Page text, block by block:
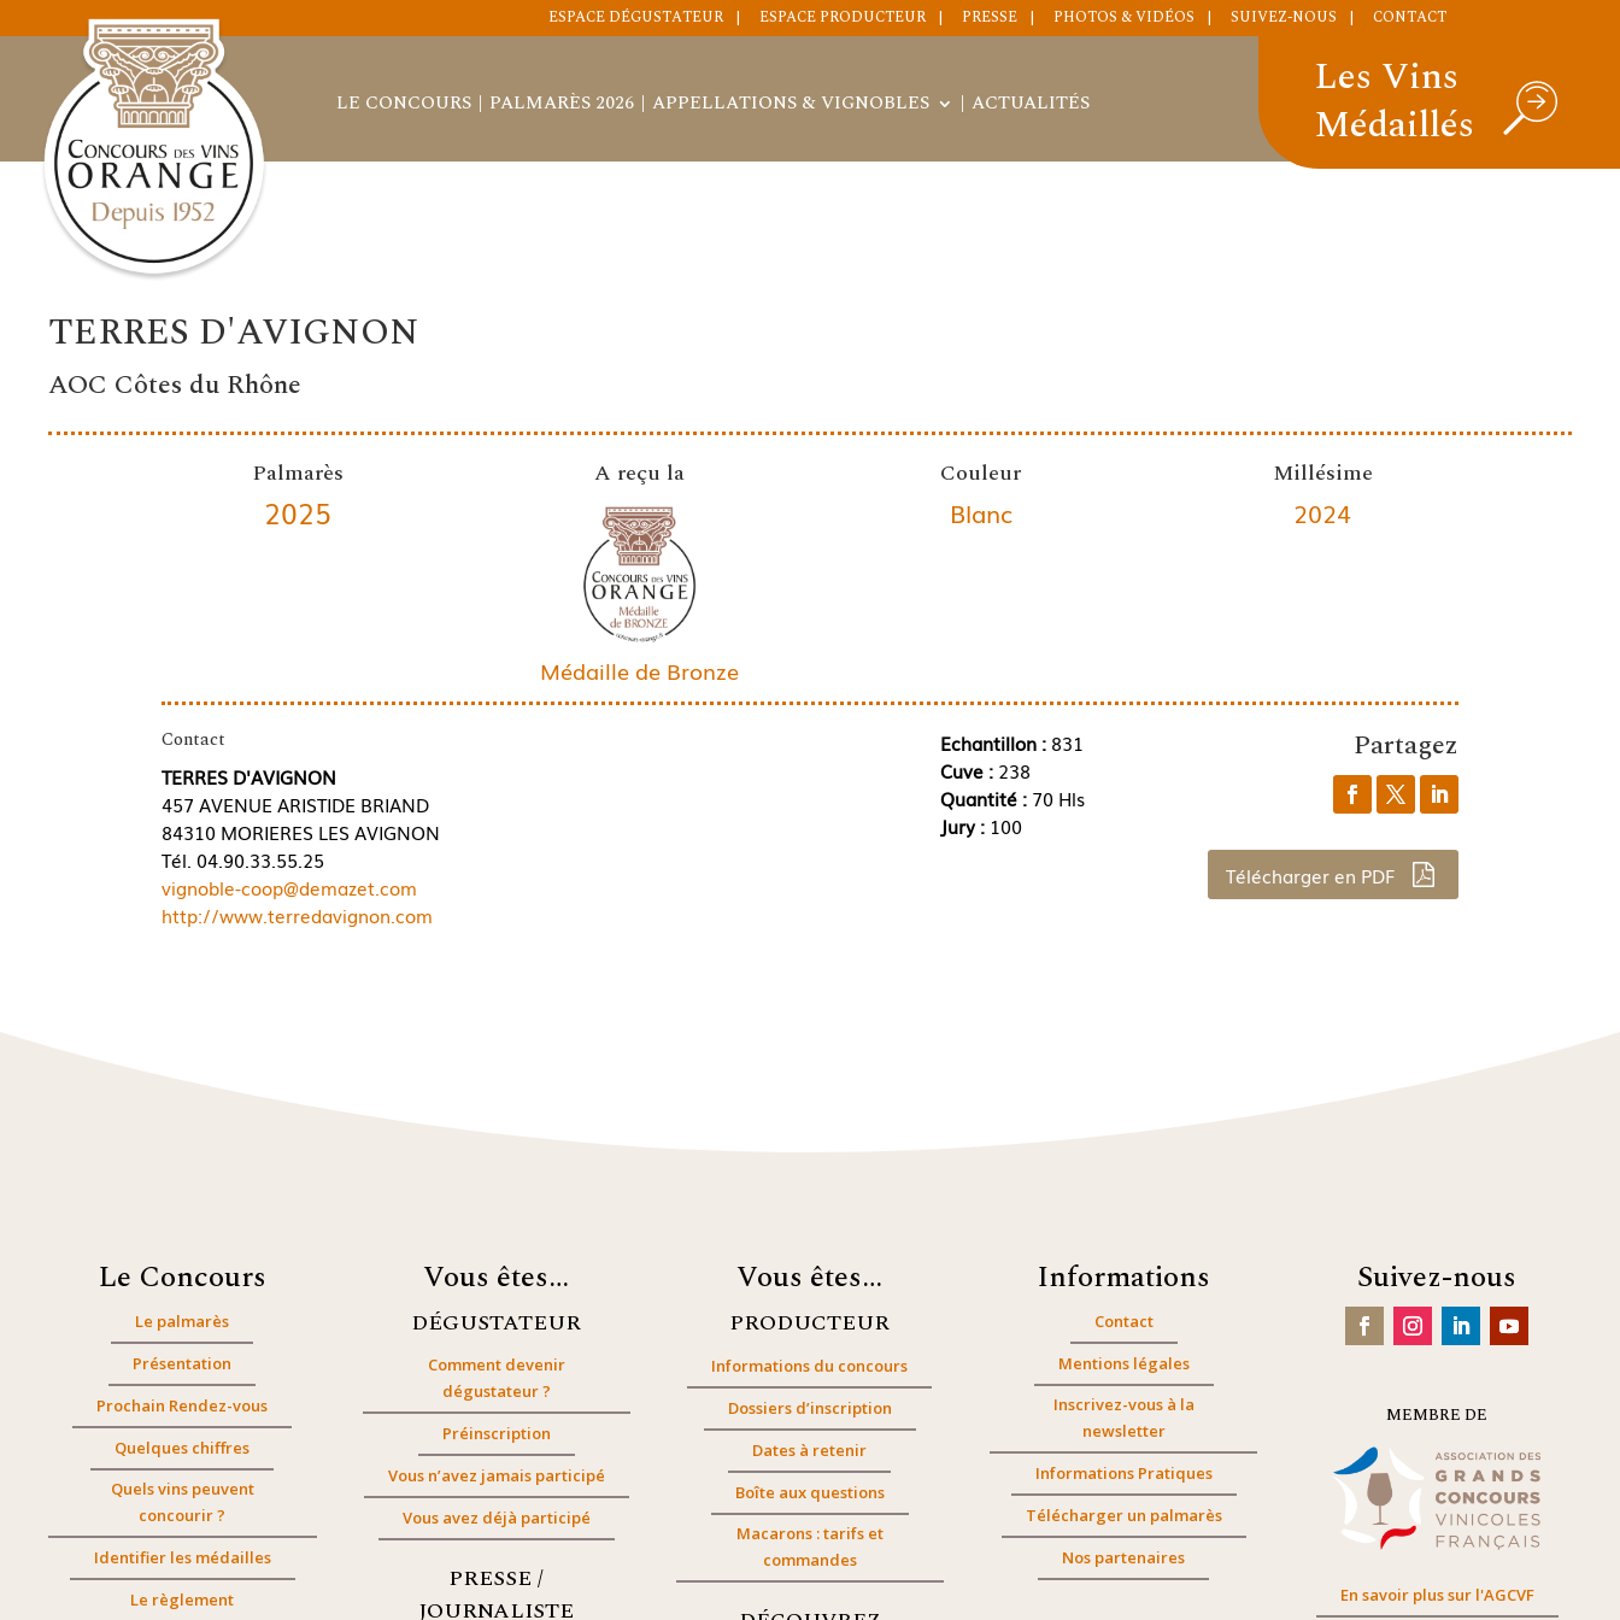
ESPACE DÉGUSTATEUR ESPACE PRODUCTEUR PRESSE PHOTOS & VIDÉOS SUIVEZ-NOUS CONTACT
LE CONCOURS PALMARÈS 2026 APPELLATIONS & VIGNOBLES ACTUALITÉS
Les Vins
Médaillés
TERRES D'AVIGNON
AOC Côtes du Rhône
Palmarès
2025
A reçu la
Médaille de Bronze
Couleur
Blanc
Millésime
2024
Contact
TERRES D'AVIGNON
457 AVENUE ARISTIDE BRIAND
84310 MORIERES LES AVIGNON
Tél. 04.90.33.55.25
vignoble-coop@demazet.com
http://www.terredavignon.com
Echantillon :831
Cuve : 238
Quantité : 70 Hls
Jury : 100
Partagez
Télécharger en PDF
Le Concours
Le palmarès
Présentation
Prochain Rendez-vous
Quelques chiffres
Quels vins peuvent
concourir ?
Identifier les médailles
Le règlement
Vous êtes…
DÉGUSTATEUR
Comment devenir
dégustateur ?
Préinscription
Vous n’avez jamais participé
Vous avez déjà participé
PRESSE /
JOURNALISTE
Vous êtes…
PRODUCTEUR
Informations du concours
Dossiers d’inscription
Dates à retenir
Boîte aux questions
Macarons : tarifs et
commandes
Informations
Contact
Mentions légales
Inscrivez-vous à la
newsletter
Informations Pratiques
Télécharger un palmarès
Nos partenaires
Suivez-nous
MEMBRE DE
En savoir plus sur l'AGCVF